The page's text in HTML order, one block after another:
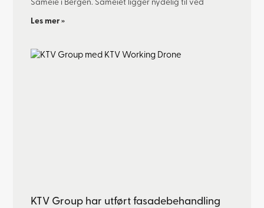
Sameie i Bergen. Sameiet ligger nydelig til ved
Les mer »
KTV Group har utført fasadebehandling